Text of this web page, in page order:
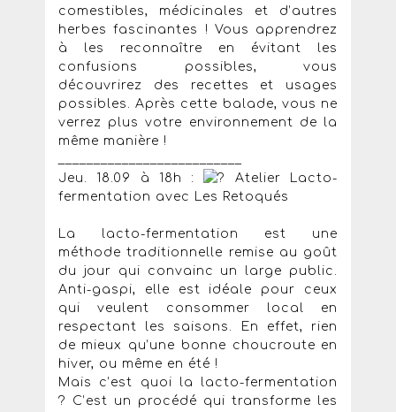
comestibles, médicinales et d’autres
herbes fascinantes ! Vous apprendrez
à les reconnaître en évitant les
confusions possibles, vous
découvrirez des recettes et usages
possibles. Après cette balade, vous ne
verrez plus votre environnement de la
même manière !
Jeu. 18.09 à 18h :
Atelier Lacto-
fermentation avec Les Retoqués
La lacto-fermentation est une
méthode traditionnelle remise au goût
du jour qui convainc un large public.
Anti-gaspi, elle est idéale pour ceux
qui veulent consommer local en
respectant les saisons. En effet, rien
de mieux qu’une bonne choucroute en
hiver, ou même en été !
Mais c’est quoi la lacto-fermentation
? C’est un procédé qui transforme les